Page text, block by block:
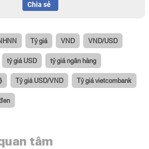
Chia sẻ
Tỷ giá VND VND/USD
tỷ giá USD tỷ giá ngân hàng
Tỷ giá USD/VND Tỷ giá vietcombank
tâm